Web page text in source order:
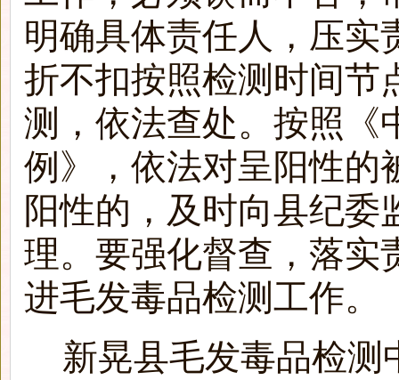
明确具体责任人，压实
折不扣按照检测时间节
测，依法查处。按照《
例》，依法对呈阳性的
阳性的，及时向县纪
理。要强化督查，落实
进毛发毒品检测工作。
新晃县毛发毒品检测